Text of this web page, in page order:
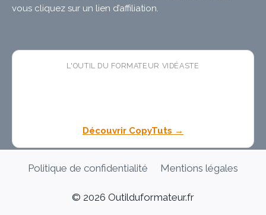
vous cliquez sur un lien d’affiliation.
L'OUTIL DU FORMATEUR VIDÉASTE
Découvrir CopyTuts →
Politique de confidentialité Mentions légales
© 2026 Outilduformateur.fr